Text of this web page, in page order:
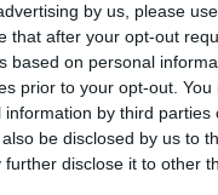
by us, please
that after your opt-out
based on personal
prior to your opt-out.
by third parties
be disclosed by us to
further disclose it to other